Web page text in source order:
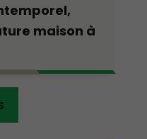
maison à